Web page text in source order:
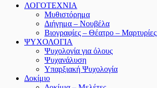
ΛΟΓΟΤΕΧΝΙΑ
Μυθιστόρημα
Διήγημα – Νουβέλα
Βιογραφίες – Θέατρο – Μαρτυρίες
ΨΥΧΟΛΟΓΙΑ
Ψυχολογία για όλους
Ψυχανάλυση
Υπαρξιακή Ψυχολογία
Δοκίμιο